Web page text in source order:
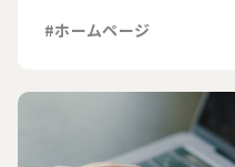
#ホームページ